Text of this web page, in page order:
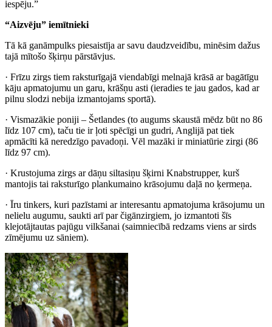
iespēju.”
“Aizvēju” iemītnieki
Tā kā ganāmpulks piesaistīja ar savu daudzveidību, minēsim dažus
tajā mītošo šķirņu pārstāvjus.
· Frīzu zirgs tiem raksturīgajā viendabīgi melnajā krāsā ar bagātīgu
kāju apmatojumu un garu, krāšņu asti (ieradies te jau gados, kad ar
pilnu slodzi nebija izmantojams sportā).
· Vismazākie poniji – Šetlandes (to augums skaustā mēdz būt no 86
līdz 107 cm), taču tie ir ļoti spēcīgi un gudri, Anglijā pat tiek
apmācīti kā neredzīgo pavadoņi. Vēl mazāki ir miniatūrie zirgi (86
līdz 97 cm).
· Krustojuma zirgs ar dāņu siltasiņu šķirni Knabstrupper, kurš
mantojis tai raksturīgo plankumaino krāsojumu daļā no ķermeņa.
· Īru tinkers, kuri pazīstami ar interesantu apmatojuma krāsojumu un
nelielu augumu, saukti arī par čigānzirgiem, jo izmantoti šīs
klejotājtautas pajūgu vilkšanai (saimniecībā redzams viens ar sirds
zīmējumu uz sāniem).